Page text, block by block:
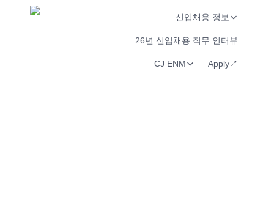
신입채용 정보
26년 신입채용 직무 인터뷰
CJ ENM Apply↗︎